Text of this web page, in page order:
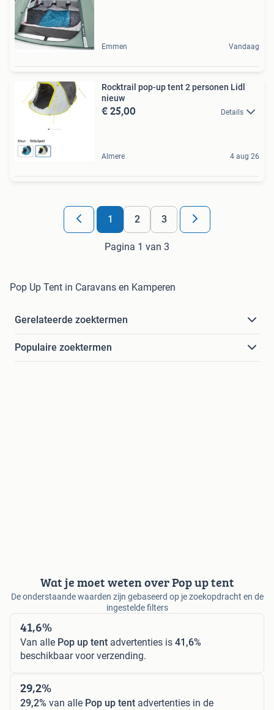
Emmen Vandaag
Rocktrail pop-up tent 2 personen Lidl
nieuw
€ 25,00 Details
Almere 4 aug 26
1 2 3
Pagina 1 van 3
Pop Up Tent in Caravans en Kamperen
Gerelateerde zoektermen
Populaire zoektermen
Wat je moet weten over Pop up tent
De onderstaande waarden zijn gebaseerd op je zoekopdracht en de
ingestelde filters
41,6%
Van alle Pop up tent advertenties is 41,6%
beschikbaar voor verzending.
29,2%
29,2% van alle Pop up tent advertenties in de